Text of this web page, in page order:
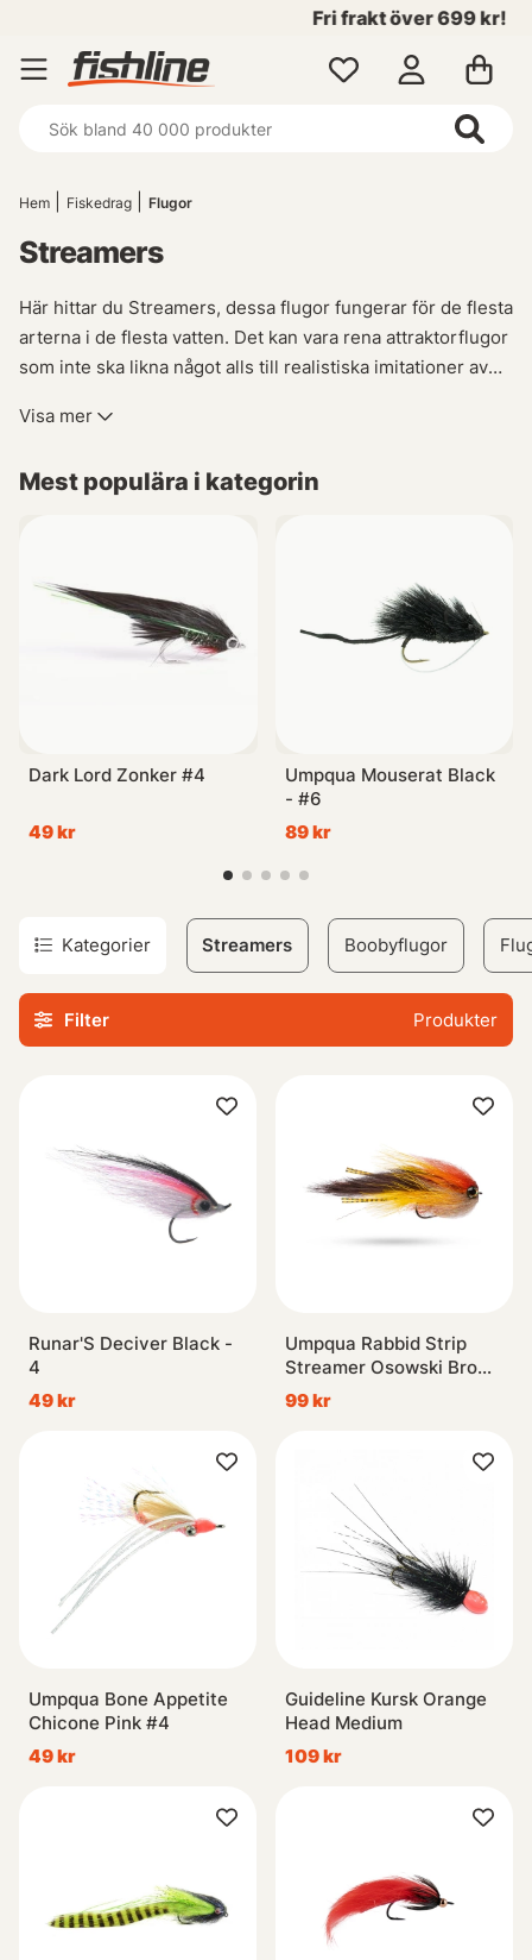
Fri frakt över 699 kr!
Hem Fiskedrag Flugor
Streamers
Här hittar du Streamers, dessa flugor fungerar för de flesta
arterna i de flesta vatten. Det kan vara rena attraktorflugor
som inte ska likna något alls till realistiska imitationer av
Visa mer
Mest populära i kategorin
Dark Lord Zonker #4
49 kr
Umpqua Mouserat Black
- #6
89 kr
Kategorier Boobyflugor
Streamers
Filter Produkter
Runar'S Deciver Black -
4
49 kr
Umpqua Rabbid Strip
Streamer Osowski Brown
/ Yellow #2
99 kr
Umpqua Bone Appetite
Chicone Pink #4
49 kr
Guideline Kursk Orange
Head Medium
109 kr